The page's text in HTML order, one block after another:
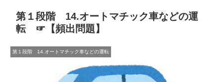
第１段階 14.オートマチック車などの運
転 ☞【頻出問題】
第１段階 14.オートマチック車などの運転